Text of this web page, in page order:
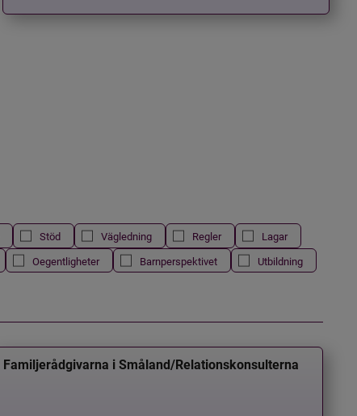
Stöd Vägledning Regler
Lagar
Oegentligheter Barnperspektivet
Utbildning
Familjerådgivarna i Småland/Relationskonsulterna